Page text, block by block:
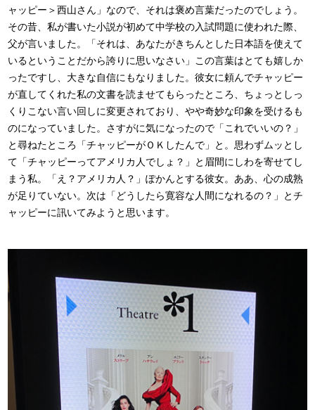
ャッピー＞西山さん」なので、それは褒め言葉だったのでしょう。
その昔、私が書いた小説が初めて中学校の入試問題に使われた際、
父が言いました。「それは、あなたがきちんとした日本語を使えて
いるということだから誇りに思いなさい」この言葉はとても嬉しか
ったですし、大きな自信にもなりました。彼女に頼んでチャッピー
が直してくれた私の文書を読ませてもらったところ、ちょっとしっ
くりこない言い回しに変更されており、やや奇妙な印象を受けるも
のになっていました。さすがに気になったので「これでいいの？」
と尋ねたところ「チャッピーがＯＫしたんで」と。思わずムッとし
て「チャッピーってアメリカ人でしょ？」と眉間にしわを寄せてし
まう私。「え？アメリカ人？」ぽかんとする彼女。ああ、心の成熟
が足りていない。次は「どうしたら寛容な人間になれるの？」とチ
ャッピーに訊いてみようと思います。